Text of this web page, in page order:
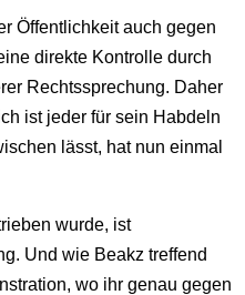
Öffentlichkeit auch gegen
direkte Kontrolle durch
Rechtssprechung. Daher
ist jeder für sein Habdeln
lässt, hat nun einmal
wurde, ist
Und wie Beakz treffend
wo ihr genau gegen